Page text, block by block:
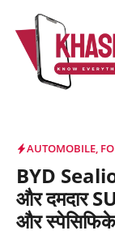
content
AUTOMOBILE,
BYD
और दमदार
और